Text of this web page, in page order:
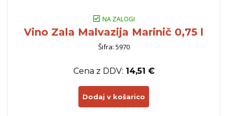
NA ZALOGI
Vino Zala Malvazija Marinič 0,75 l
Šifra: 5970
Cena z DDV: 14,51 €
Dodaj v košarico